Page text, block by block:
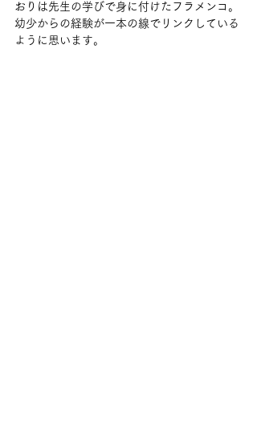
おりは先生の学びで身に付けたフラメンコ。
幼少からの経験が一本の線でリンクしている
ように思います。